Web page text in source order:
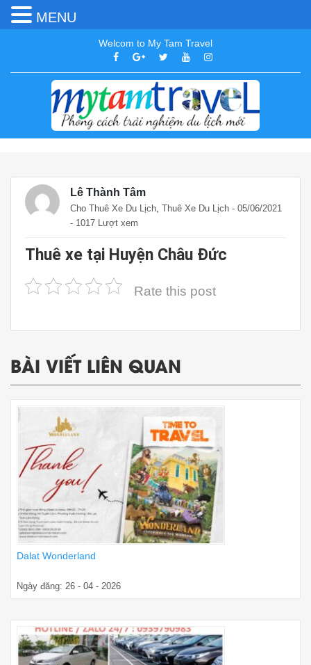
Welcom to My Tam Travel
Lê Thành Tâm
Cho Thuê Xe Du Lịch Thuê Xe Du Lịch - 05/06/2021
- 1017 Lượt xem
Thuê xe tại Huyện Châu Đức
Rate this post
BÀI VIẾT LIÊN QUAN
Dalat Wonderland
Ngày đăng: 26 - 04 - 2026
MENU